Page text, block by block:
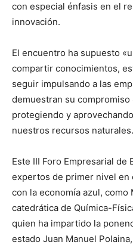
con especial énfasis en el
innovación.
El encuentro ha supuesto
compartir conocimientos,
seguir impulsando a las
demuestran su compromiso
protegiendo y
nuestros recursos naturales.
Este III Foro Empresarial de
expertos de primer nivel en
con la economía azul, como
catedrática de Química-
quien ha impartido la
estado Juan Manuel